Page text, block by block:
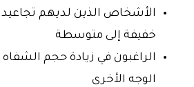
الأشخاص الذين لديهم
خفيفة إلى متوسطة
الراغبون في زيادة حجم
الوجه الأخرى